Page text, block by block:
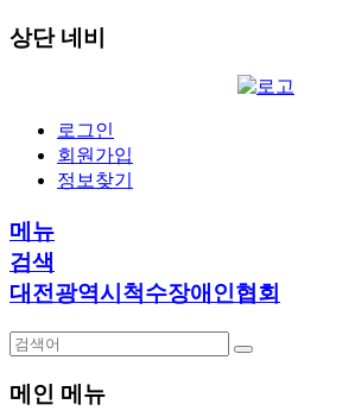
상단 네비
로그인
회원가입
정보찾기
메뉴
검색
대전광역시척수장애인협회
메인 메뉴